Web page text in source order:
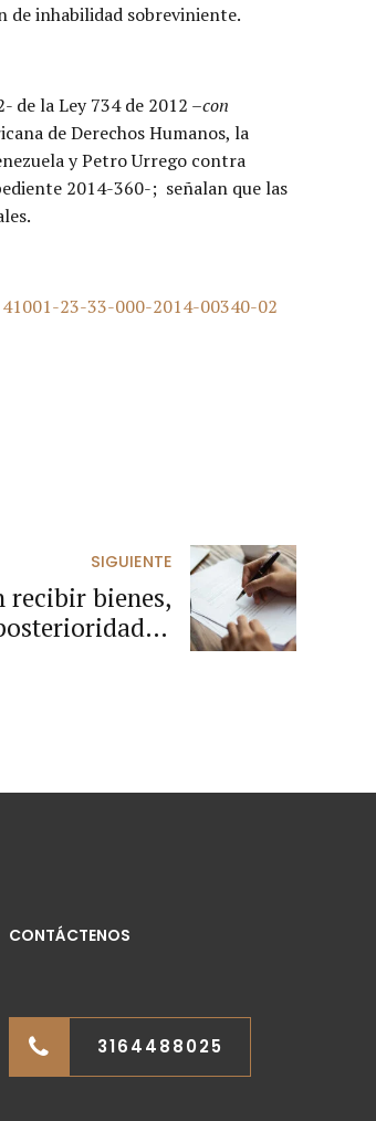
de inhabilidad sobreviniente.
la Ley 734 de 2012 –con
de Derechos Humanos, la
y Petro Urrego contra
2014-360-; señalan que las
41001-23-33-000-2014-00340-02
SIGUIENTE
recibir bienes,
al
CONTÁCTENOS
3164488025